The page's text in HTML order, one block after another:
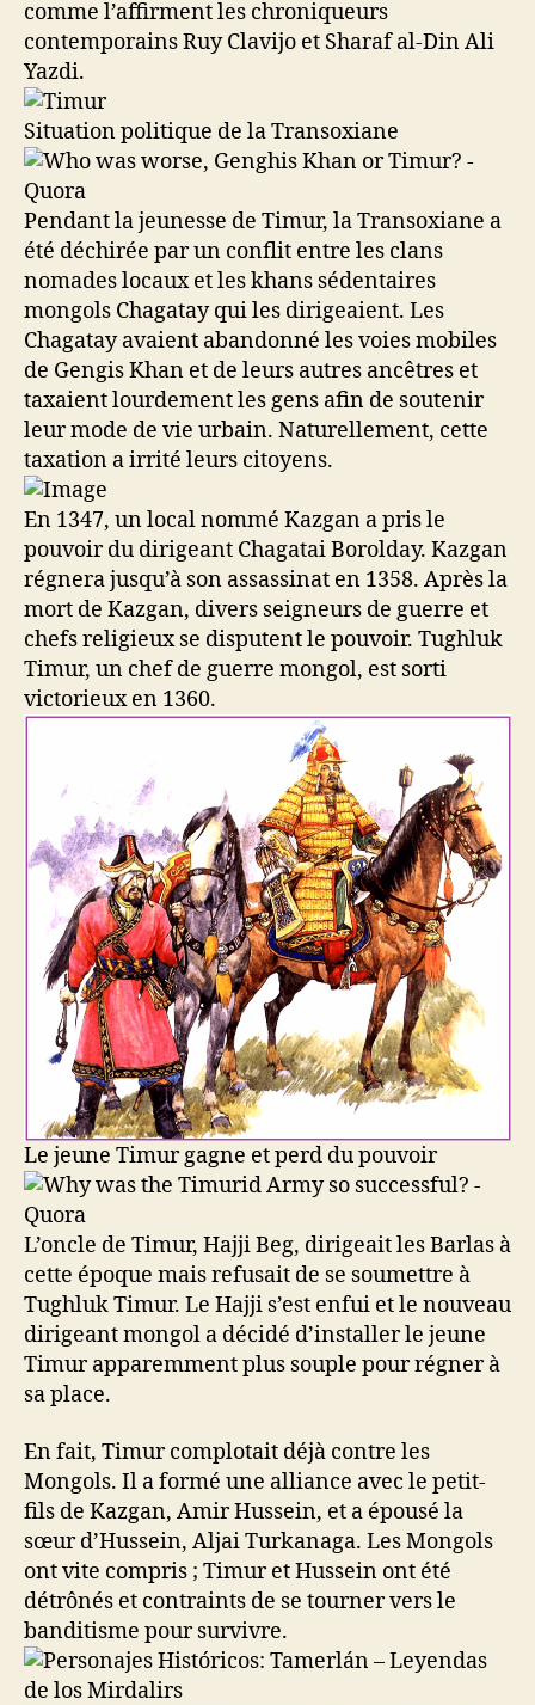
comme l’affirment les chroniqueurs
contemporains Ruy Clavijo et Sharaf al-Din Ali
Yazdi.
Situation politique de la Transoxiane
Pendant la jeunesse de Timur, la Transoxiane a
été déchirée par un conflit entre les clans
nomades locaux et les khans sédentaires
mongols Chagatay qui les dirigeaient. Les
Chagatay avaient abandonné les voies mobiles
de Gengis Khan et de leurs autres ancêtres et
taxaient lourdement les gens afin de soutenir
leur mode de vie urbain. Naturellement, cette
taxation a irrité leurs citoyens.
En 1347, un local nommé Kazgan a pris le
pouvoir du dirigeant Chagatai Borolday. Kazgan
régnera jusqu’à son assassinat en 1358. Après la
mort de Kazgan, divers seigneurs de guerre et
chefs religieux se disputent le pouvoir. Tughluk
Timur, un chef de guerre mongol, est sorti
victorieux en 1360.
Le jeune Timur gagne et perd du pouvoir
L’oncle de Timur, Hajji Beg, dirigeait les Barlas à
cette époque mais refusait de se soumettre à
Tughluk Timur. Le Hajji s’est enfui et le nouveau
dirigeant mongol a décidé d’installer le jeune
Timur apparemment plus souple pour régner à
sa place.
En fait, Timur complotait déjà contre les
Mongols. Il a formé une alliance avec le petit-
fils de Kazgan, Amir Hussein, et a épousé la
sœur d’Hussein, Aljai Turkanaga. Les Mongols
ont vite compris ; Timur et Hussein ont été
détrônés et contraints de se tourner vers le
banditisme pour survivre.